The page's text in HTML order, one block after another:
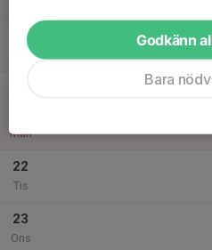
20
Sön
v.17
Mån
22
Tis
23
Ons
Godkänn
Bara